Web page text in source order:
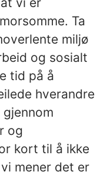
Ta
miljø
og sosialt
tid på å
hverandre
og
kort til å ikke
mener det er